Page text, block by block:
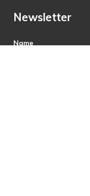
Newsletter
Name